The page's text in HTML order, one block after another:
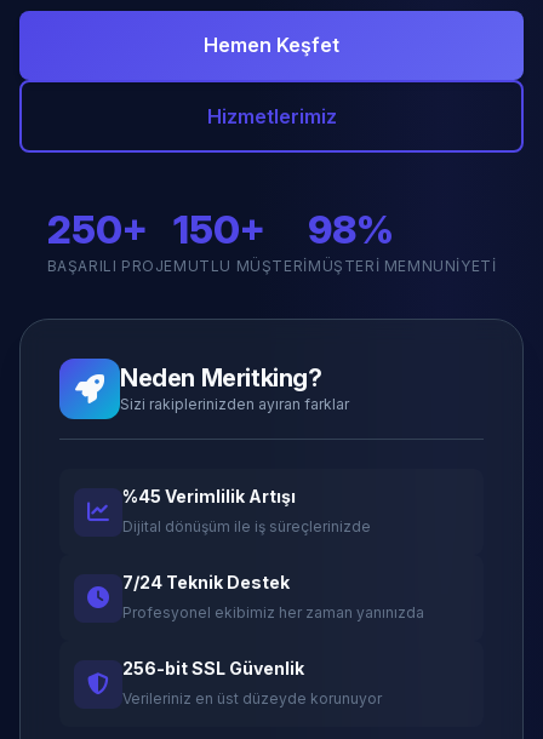
Hemen Keşfet
Hizmetlerimiz
250+
BAŞARILI PROJE
150+
MUTLU MÜŞTERI
98%
MÜŞTERI MEMNUNIYETI
Neden Meritking?
Sizi rakiplerinizden ayıran farklar
%45 Verimlilik Artışı
Dijital dönüşüm ile iş süreçlerinizde
7/24 Teknik Destek
Profesyonel ekibimiz her zaman yanınızda
256-bit SSL Güvenlik
Verileriniz en üst düzeyde korunuyor